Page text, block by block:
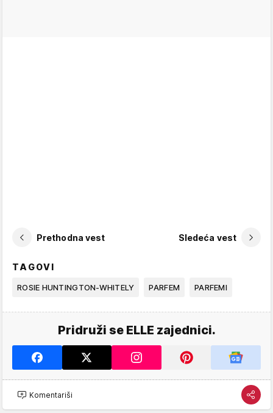
Prethodna vest Sledeća vest
TAGOVI
ROSIE HUNTINGTON-WHITELY PARFEM PARFEMI
Pridruži se ELLE zajednici.
Komentariši